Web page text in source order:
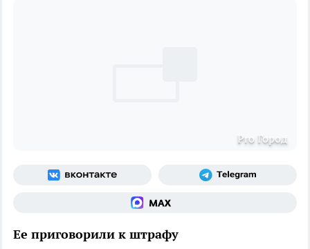
Pro Город
Ее приговорили к штрафу